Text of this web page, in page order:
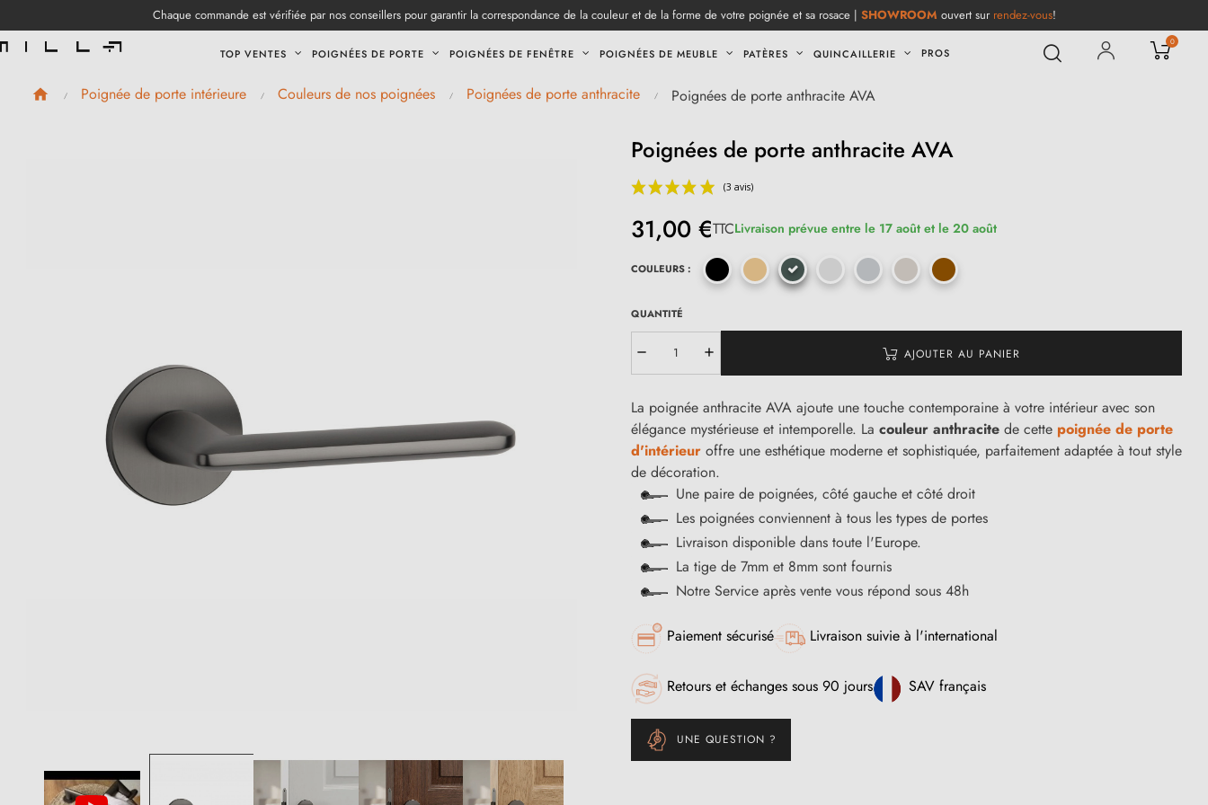
Chaque commande est vérifiée par nos conseillers pour garantir la correspondance de la couleur et de la forme de votre poignée et sa rosace | SHOWROOM ouvert sur rendez-vous!
TOP VENTES POIGNÉES DE PORTE POIGNÉES DE FENÊTRE POIGNÉES DE MEUBLE PATÈRES QUINCAILLERIE PROS
0
Poignée de porte intérieure Couleurs de nos poignées Poignées de porte anthracite Poignées de porte anthracite AVA
Poignées de porte anthracite AVA
(3 avis)
31,00 €TTCLivraison prévue entre le 17 août et le 20 août
COULEURS :
QUANTITÉ
AJOUTER AU PANIER
La poignée anthracite AVA ajoute une touche contemporaine à votre intérieur avec son
élégance mystérieuse et intemporelle. La couleur anthracite de cette poignée de porte
d'intérieur offre une esthétique moderne et sophistiquée, parfaitement adaptée à tout style
de décoration.
Une paire de poignées, côté gauche et côté droit
Les poignées conviennent à tous les types de portes
Livraison disponible dans toute l'Europe.
La tige de 7mm et 8mm sont fournis
Notre Service après vente vous répond sous 48h
Paiement sécurisé Livraison suivie à l'international
Retours et échanges sous 90 jours SAV français
UNE QUESTION ?